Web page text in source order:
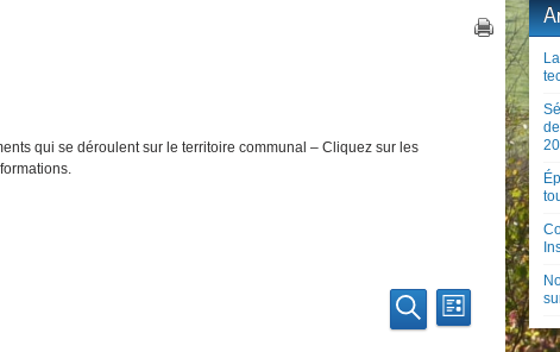
qui se déroulent sur le territoire communal – Cliquez sur les
Recherche
etRecherche
Navigation
de
Liste